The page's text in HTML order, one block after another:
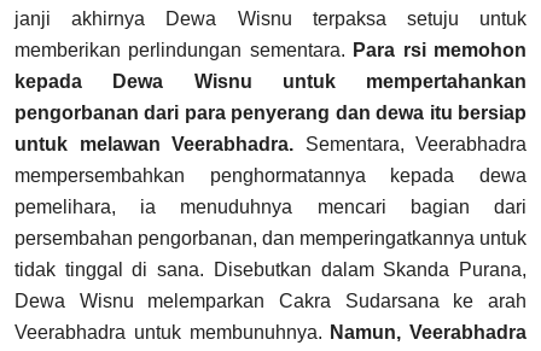
janji akhirnya Dewa Wisnu terpaksa setuju untuk
memberikan perlindungan sementara. Para rsi memohon
kepada Dewa Wisnu untuk mempertahankan
pengorbanan dari para penyerang dan dewa itu bersiap
untuk melawan Veerabhadra. Sementara, Veerabhadra
mempersembahkan penghormatannya kepada dewa
pemelihara, ia menuduhnya mencari bagian dari
persembahan pengorbanan, dan memperingatkannya untuk
tidak tinggal di sana. Disebutkan dalam Skanda Purana,
Dewa Wisnu melemparkan Cakra Sudarsana ke arah
Veerabhadra untuk membunuhnya. Namun, Veerabhadra